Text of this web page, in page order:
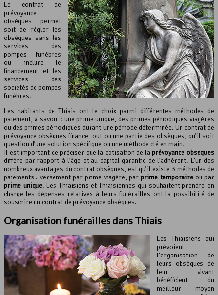
Le contrat de
prévoyance
obsèques permet
soit de régler les
obsèques sans les
services des
pompes funèbres
ou inclure le
financement et les
services des
sociétés de pompes
funèbres.
Les habitants de Thiais ont le choix parmi différentes méthodes de
paiement, à savoir : une prime unique, des primes périodiques viagères
ou des primes périodiques durant une période déterminée. Un contrat de
prévoyance obsèques finance tout ou une partie des obsèques, qu’il soit
question d’une solution spécifique ou une méthode clé en main.
Il est important de préciser que la cotisation de la prévoyance obsèques
diffère par rapport à l’âge et au capital garantie de l’adhérent. L’un des
nombreux avantages du contrat obsèques, est qu’il existe 3 méthodes de
paiements : versement par prime viagère, par prime temporaireou par
prime unique. Les Thiaisiens et Thiaisiennes qui souhaitent prendre en
charge les dépenses relatives à leurs funérailles ont la possibilité de
souscrire un contrat de prévoyance obsèques.
Organisation funérailles dans Thiais
Les Thiaisiens qui
prévoient
l’organisation de
leurs obsèques de
leur vivant
bénéficient du
meilleur moyen